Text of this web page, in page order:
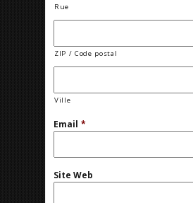
Rue
ZIP / Code postal
Ville
Email *
Site Web